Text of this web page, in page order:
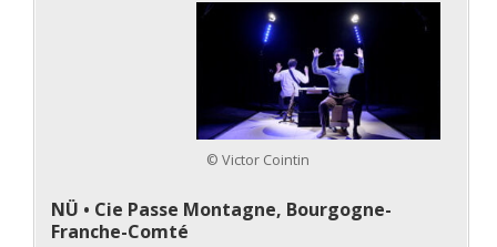
© Victor Cointin
NÜ • Cie Passe Montagne, Bourgogne-
Franche-Comté